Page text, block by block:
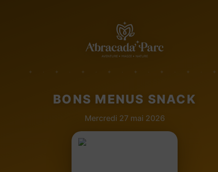
✦ · ✦ · ✦ · ✦ · ✦ · ✦ · ✦ · ✦
BONS MENUS SNACK
Mercredi 27 mai 2026